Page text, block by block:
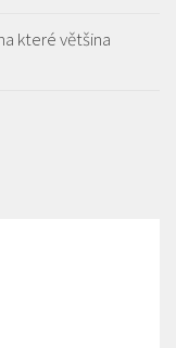
které většina